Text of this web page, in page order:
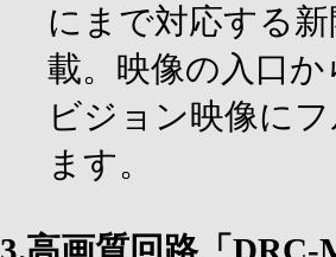
にまで対応する
載。映像の入口
ビジョン映像に
ます。